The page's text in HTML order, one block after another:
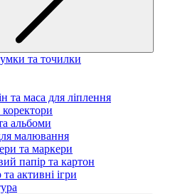
та точилки
та маса для ліплення
альбоми
малювання
та маркери
папір та картон
активні ігри